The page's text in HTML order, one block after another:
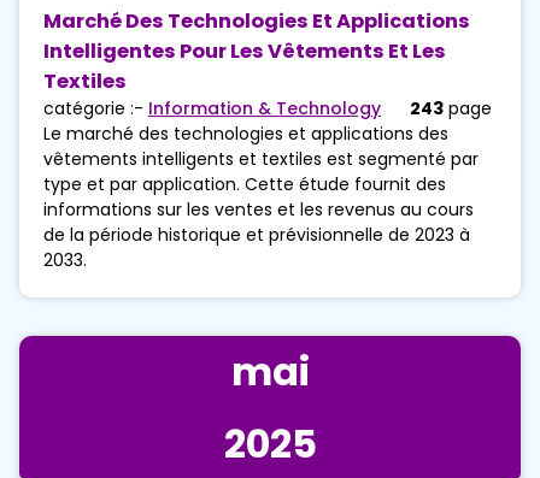
Marché Des Technologies Et Applications
Intelligentes Pour Les Vêtements Et Les
Textiles
catégorie :- Information & Technology 243 page
Le marché des technologies et applications des
vêtements intelligents et textiles est segmenté par
type et par application. Cette étude fournit des
informations sur les ventes et les revenus au cours
de la période historique et prévisionnelle de 2023 à
2033.
mai
2025